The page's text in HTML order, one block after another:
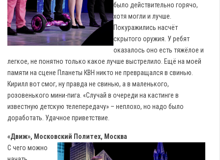
было действительно горячо,
хотя могли и лучше.
Покуражились насчёт
скрытого оружия. У ребят
оказалось оно есть тяжёлое и
легкое, не понятно только какое лучше выстрелило. Ещё на моей
памяти на сцене Планеты КВН никто не превращался в свинью.
Кирилл вот смог, ну правда не свинью, а в маленького,
розовенького мини-пига. «Случай в очереди на кастинге в
известную детскую телепередачу» – неплохо, но надо было
доработать. Удачное приветствие.
«Движ», Московский Политех, Москва
С чего можно